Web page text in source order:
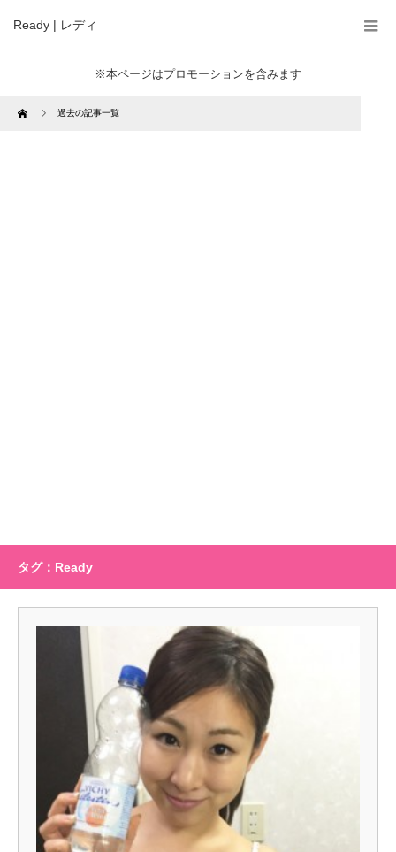
Ready | レディ
※本ページはプロモーションを含みます
Home 過去の記事一覧
タグ：Ready